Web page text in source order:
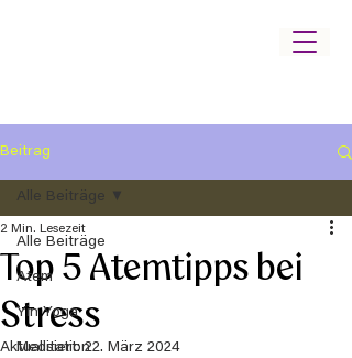
Beitrag
Alle Beiträge
Atem
Yin Yoga
Meditation
Alle Beiträge
Top 5 Atemtipps bei
Stress
2 Min. Lesezeit
Aktualisiert:22. März 2024